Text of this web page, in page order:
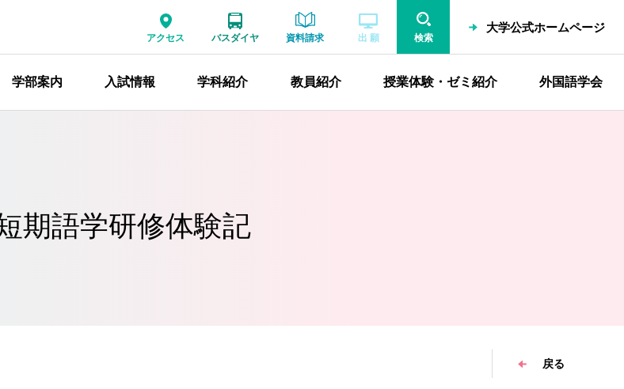
アクセス バスダイヤ 資料請求 出 願 検索
大学公式ホームページ
学部案内 入試情報 学科紹介 教員紹介 授業体験・ゼミ紹介 外国語学会
語学研修体験記
戻る